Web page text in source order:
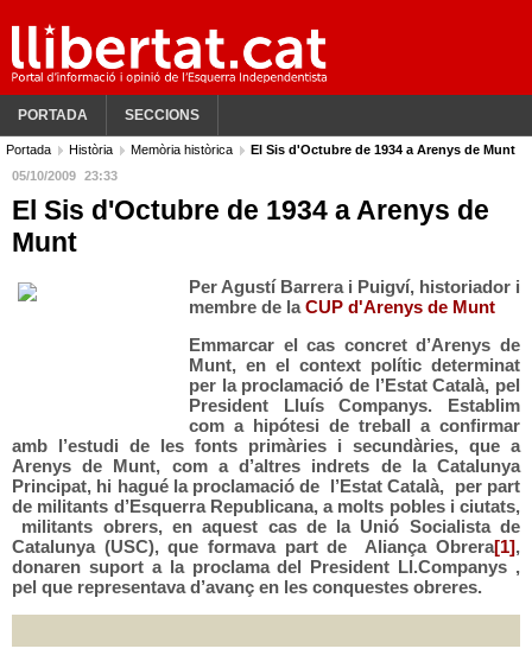
PORTADA SECCIONS
Portada Història Memòria històrica
El Sis d'Octubre de 1934 a Arenys de Munt
05/10/2009 23:33
El Sis d'Octubre de 1934 a Arenys de
Munt
Per Agustí Barrera i Puigví, historiador i
membre de laCUP d'Arenys de Munt
Emmarcar el cas concret d’Arenys de
Munt, en el context polític determinat
per la proclamació de l’Estat Català, pel
President Lluís Companys. Establim
com a hipótesi de treball a confirmar
amb l’estudi de les fonts primàries i secundàries, que a
Arenys de Munt, com a d’altres indrets de la Catalunya
Principat, hi hagué la proclamació de l’Estat Català, per part
de militants d’Esquerra Republicana, a molts pobles i ciutats,
militants obrers, en aquest cas de la Unió Socialista de
Catalunya (USC), que formava part de Aliança Obrera[1],
donaren suport a la proclama del President Ll.Companys ,
pel que representava d’avanç en les conquestes obreres.